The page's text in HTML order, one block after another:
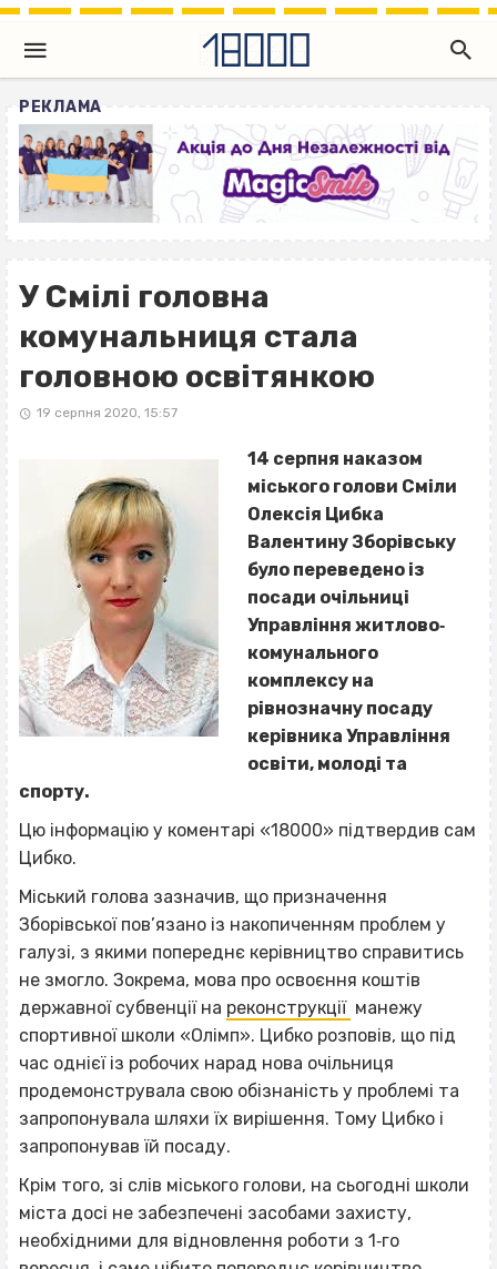
РЕКЛАМА
У Смілі головна
комунальниця стала
головною освітянкою
19 серпня 2020, 15:57
14 серпня наказом
міського голови Сміли
Олексія Цибка
Валентину Зборівську
було переведено із
посади очільниці
Управління житлово‐
комунального
комплексу на
рівнозначну посаду
керівника Управління
освіти, молоді та
спорту.
Цю інформацію у коментарі «18000» підтвердив сам
Цибко.
Міський голова зазначив, що призначення
Зборівської пов’язано із накопиченням проблем у
галузі, з якими попереднє керівництво справитись
не змогло. Зокрема, мова про освоєння коштів
державної субвенції на реконструкції манежу
спортивної школи «Олімп». Цибко розповів, що під
час однієї із робочих нарад нова очільниця
продемонструвала свою обізнаність у проблемі та
запропонувала шляхи їх вирішення. Тому Цибко і
запропонував їй посаду.
Крім того, зі слів міського голови, на сьогодні школи
міста досі не забезпечені засобами захисту,
необхідними для відновлення роботи з 1‐го